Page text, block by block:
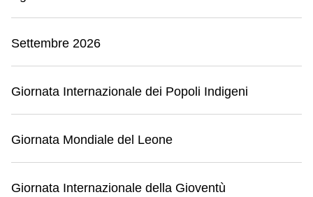
Settembre 2026
Giornata Internazionale dei Popoli Indigeni
Giornata Mondiale del Leone
Giornata Internazionale della Gioventù